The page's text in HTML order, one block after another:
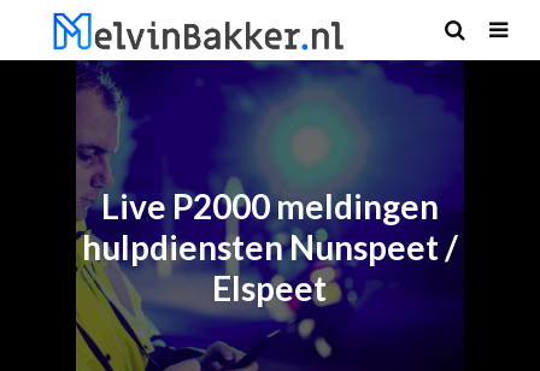
Live P2000 meldingen
hulpdiensten Nunspeet /
Elspeet